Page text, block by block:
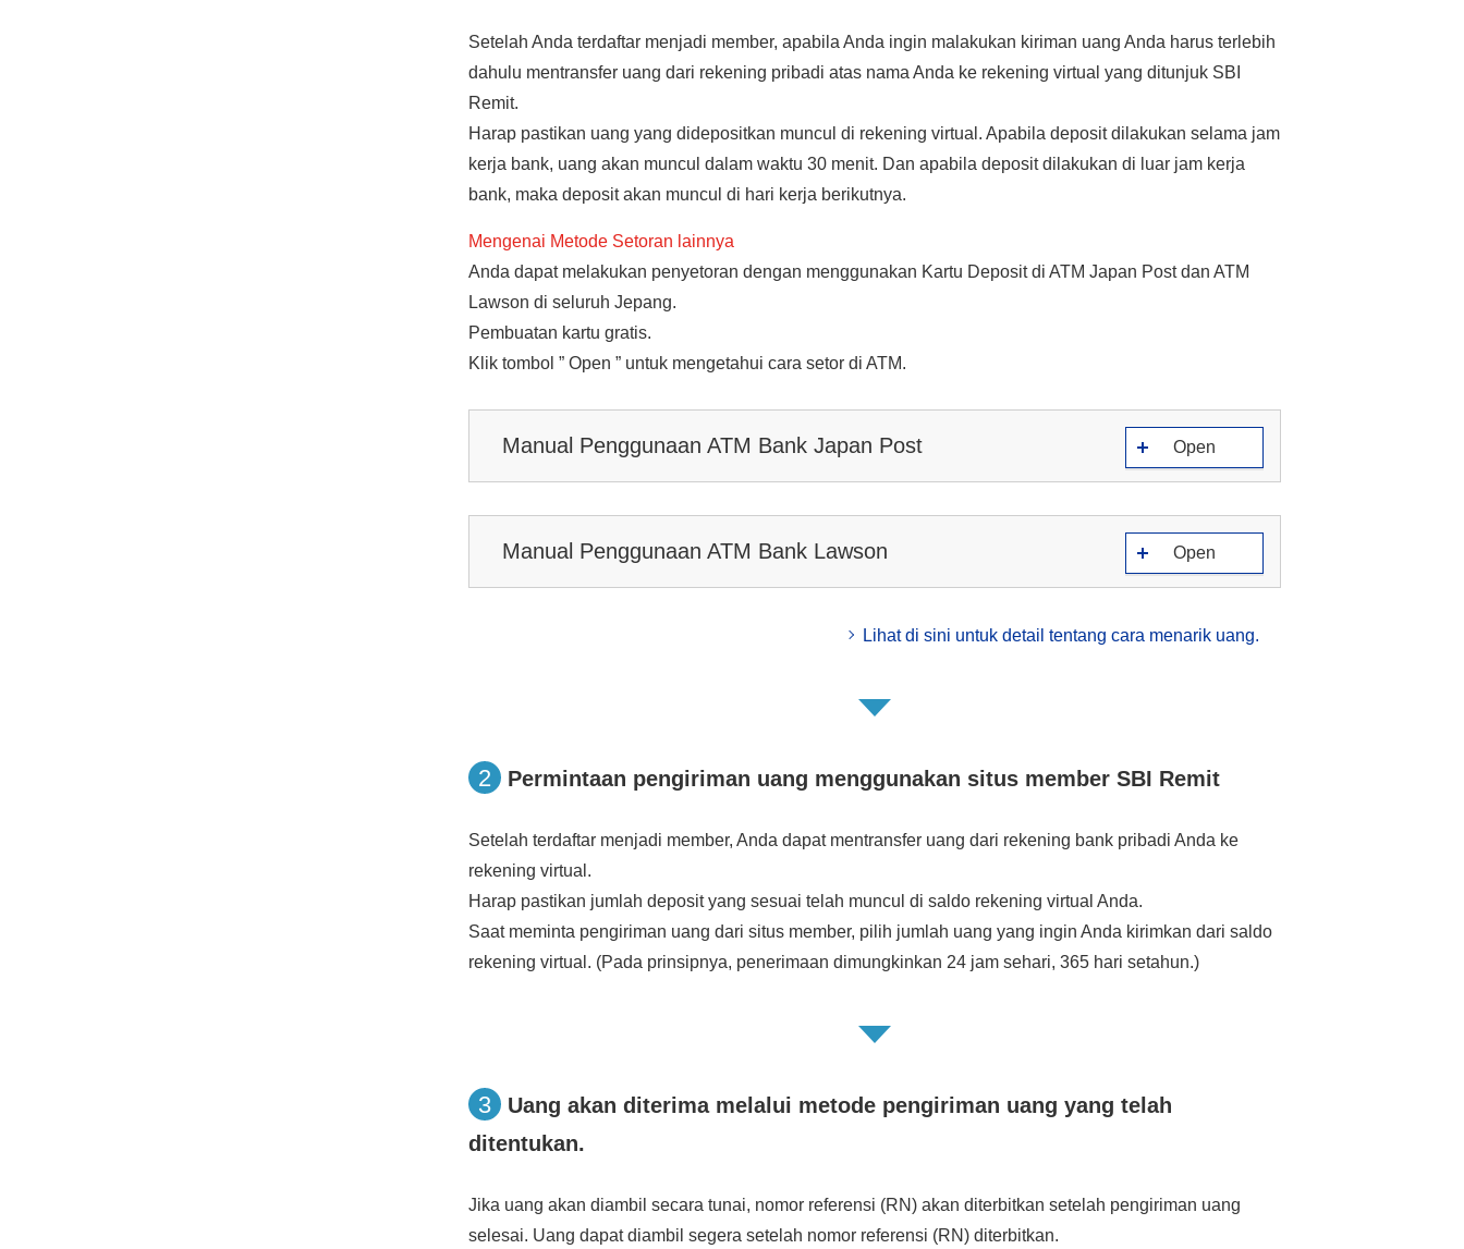
Setelah Anda terdaftar menjadi member, apabila Anda ingin malakukan kiriman uang Anda harus terlebih
dahulu mentransfer uang dari rekening pribadi atas nama Anda ke rekening virtual yang ditunjuk SBI
Remit.
Harap pastikan uang yang didepositkan muncul di rekening virtual. Apabila deposit dilakukan selama jam
kerja bank, uang akan muncul dalam waktu 30 menit. Dan apabila deposit dilakukan di luar jam kerja
bank, maka deposit akan muncul di hari kerja berikutnya.
Mengenai Metode Setoran lainnya
Anda dapat melakukan penyetoran dengan menggunakan Kartu Deposit di ATM Japan Post dan ATM
Lawson di seluruh Jepang.
Pembuatan kartu gratis.
Klik tombol ” Open ” untuk mengetahui cara setor di ATM.
Manual Penggunaan ATM Bank Japan Post Open
Manual Penggunaan ATM Bank Lawson Open
Lihat di sini untuk detail tentang cara menarik uang.
2 Permintaan pengiriman uang menggunakan situs member SBI Remit
Setelah terdaftar menjadi member, Anda dapat mentransfer uang dari rekening bank pribadi Anda ke
rekening virtual.
Harap pastikan jumlah deposit yang sesuai telah muncul di saldo rekening virtual Anda.
Saat meminta pengiriman uang dari situs member, pilih jumlah uang yang ingin Anda kirimkan dari saldo
rekening virtual. (Pada prinsipnya, penerimaan dimungkinkan 24 jam sehari, 365 hari setahun.)
3
Uang akan diterima melalui metode pengiriman uang yang telah
ditentukan.
Jika uang akan diambil secara tunai, nomor referensi (RN) akan diterbitkan setelah pengiriman uang
selesai. Uang dapat diambil segera setelah nomor referensi (RN) diterbitkan.